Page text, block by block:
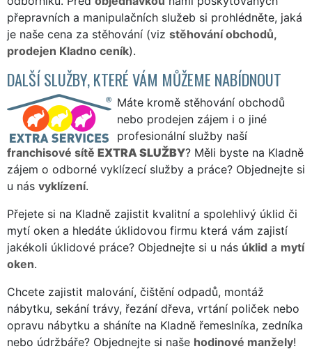
přepravních a manipulačních služeb si prohlédněte, jaká
je naše cena za stěhování (viz stěhování obchodů,
prodejen Kladno ceník).
DALŠÍ SLUŽBY, KTERÉ VÁM MŮŽEME NABÍDNOUT
Máte kromě stěhování obchodů
nebo prodejen zájem i o jiné
profesionální služby naší
franchisové sítě EXTRA SLUŽBY? Měli byste na Kladně
zájem o odborné vyklízecí služby a práce? Objednejte si
u nás vyklízení.
Přejete si na Kladně zajistit kvalitní a spolehlivý úklid či
mytí oken a hledáte úklidovou firmu která vám zajistí
jakékoli úklidové práce? Objednejte si u nás úklid a mytí
oken.
Chcete zajistit malování, čištění odpadů, montáž
nábytku, sekání trávy, řezání dřeva, vrtání poliček nebo
opravu nábytku a sháníte na Kladně řemeslníka, zedníka
nebo údržbáře? Objednejte si naše hodinové manžely!